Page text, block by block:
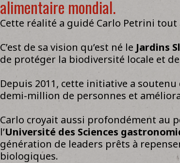
alimentaire mondial.
Cette réalité a guidé Carlo Petrini tout
C’est de sa vision qu’est né le Jardins
de protéger la biodiversité locale et
Depuis 2011, cette initiative a
demi-million de personnes et
Carlo croyait aussi profondément au
l’Université des Sciences
génération de leaders prêts à
biologiques.